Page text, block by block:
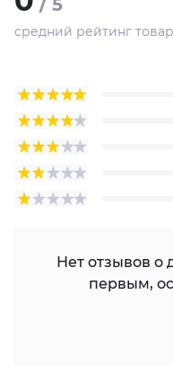
/ 5
средний рейтинг
Нет отзывов о
первым,